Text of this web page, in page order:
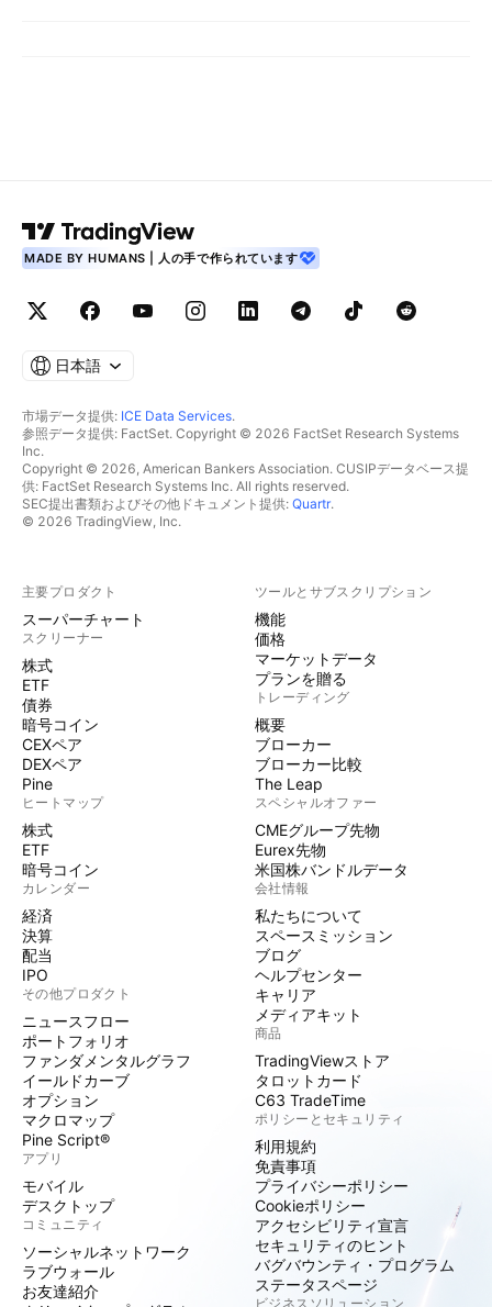
MADE BY HUMANS | 人の手で作られています
日本語
市場データ提供: ICE Data Services.
参照データ提供: FactSet. Copyright © 2026 FactSet Research Systems
Inc.
Copyright © 2026, American Bankers Association. CUSIPデータベース提
供: FactSet Research Systems Inc. All rights reserved.
SEC提出書類およびその他ドキュメント提供: Quartr.
© 2026 TradingView, Inc.
主要プロダクト
スーパーチャート
スクリーナー
株式
ETF
債券
暗号コイン
CEXペア
DEXペア
Pine
ヒートマップ
株式
ETF
暗号コイン
カレンダー
経済
決算
配当
IPO
その他プロダクト
ニュースフロー
ポートフォリオ
ファンダメンタルグラフ
イールドカーブ
オプション
マクロマップ
Pine Script®
アプリ
モバイル
デスクトップ
コミュニティ
ソーシャルネットワーク
ラブウォール
お友達紹介
ツールとサブスクリプション
機能
価格
マーケットデータ
プランを贈る
トレーディング
概要
ブローカー
ブローカー比較
The Leap
スペシャルオファー
CMEグループ先物
Eurex先物
米国株バンドルデータ
会社情報
私たちについて
スペースミッション
ブログ
ヘルプセンター
キャリア
メディアキット
商品
TradingViewストア
タロットカード
C63 TradeTime
ポリシーとセキュリティ
利用規約
免責事項
プライバシーポリシー
Cookieポリシー
アクセシビリティ宣言
セキュリティのヒント
バグバウンティ・プログラム
ステータスページ
ビジネスソリューション